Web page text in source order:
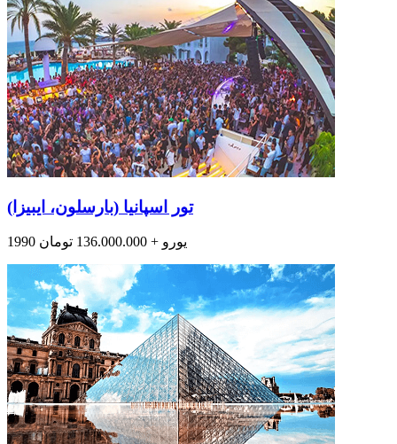
تور اسپانیا (بارسلون، ایبیزا)
1990 یورو + 136.000.000 تومان